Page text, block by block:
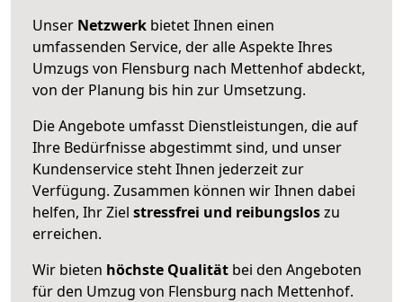
Unser Netzwerk bietet Ihnen einen
umfassenden Service, der alle Aspekte Ihres
Umzugs von Flensburg nach Mettenhof abdeckt,
von der Planung bis hin zur Umsetzung.
Die Angebote umfasst Dienstleistungen, die auf
Ihre Bedürfnisse abgestimmt sind, und unser
Kundenservice steht Ihnen jederzeit zur
Verfügung. Zusammen können wir Ihnen dabei
helfen, Ihr Ziel stressfrei und reibungsloszu
erreichen.
Wir bieten höchste Qualität bei den Angeboten
für den Umzug von Flensburg nach Mettenhof.